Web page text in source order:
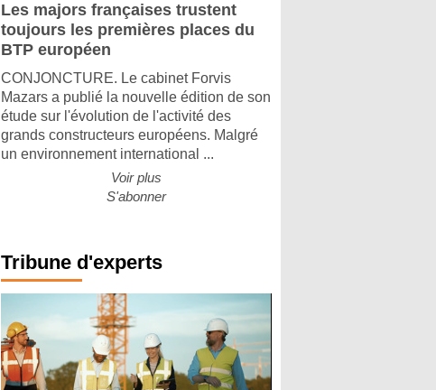
Les majors françaises trustent
toujours les premières places du
BTP européen
CONJONCTURE. Le cabinet Forvis
Mazars a publié la nouvelle édition de son
étude sur l'évolution de l'activité des
grands constructeurs européens. Malgré
un environnement international ...
Voir plus
S'abonner
Tribune d'experts